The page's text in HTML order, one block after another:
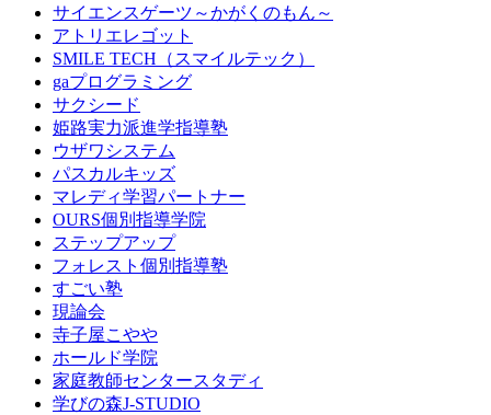
サイエンスゲーツ～かがくのもん～
アトリエレゴット
SMILE TECH（スマイルテック）
gaプログラミング
サクシード
姫路実力派進学指導塾
ウザワシステム
パスカルキッズ
マレディ学習パートナー
OURS個別指導学院
ステップアップ
フォレスト個別指導塾
すごい塾
現論会
寺子屋こやや
ホールド学院
家庭教師センタースタディ
学びの森J-STUDIO